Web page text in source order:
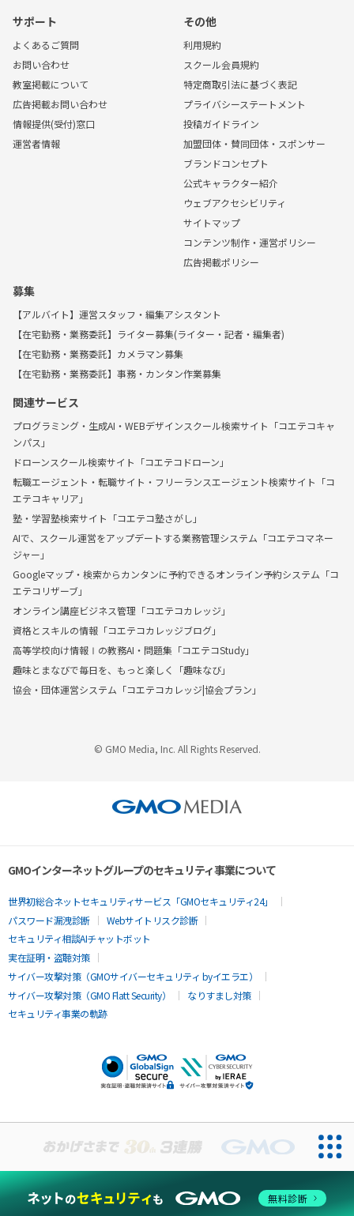
サポート
よくあるご質問
お問い合わせ
教室掲載について
広告掲載お問い合わせ
情報提供(受付)窓口
運営者情報
その他
利用規約
スクール会員規約
特定商取引法に基づく表記
プライバシーステートメント
投稿ガイドライン
加盟団体・賛同団体・スポンサー
ブランドコンセプト
公式キャラクター紹介
ウェブアクセシビリティ
サイトマップ
コンテンツ制作・運営ポリシー
広告掲載ポリシー
募集
【アルバイト】運営スタッフ・編集アシスタント
【在宅勤務・業務委託】ライター募集(ライター・記者・編集者)
【在宅勤務・業務委託】カメラマン募集
【在宅勤務・業務委託】事務・カンタン作業募集
関連サービス
プログラミング・生成AI・WEBデザインスクール検索サイト「コエテコキャ
ンパス」
ドローンスクール検索サイト「コエテコドローン」
転職エージェント・転職サイト・フリーランスエージェント検索サイト「コ
エテコキャリア」
塾・学習塾検索サイト「コエテコ塾さがし」
AIで、スクール運営をアップデートする業務管理システム「コエテコマネー
ジャー」
Googleマップ・検索からカンタンに予約できるオンライン予約システム「コ
エテコリザーブ」
オンライン講座ビジネス管理「コエテコカレッジ」
資格とスキルの情報「コエテコカレッジブログ」
高等学校向け情報Ⅰの教務AI・問題集「コエテコStudy」
趣味とまなびで毎日を、もっと楽しく「趣味なび」
協会・団体運営システム「コエテコカレッジ|協会プラン」
© GMO Media, Inc. All Rights Reserved.
GMOインターネットグループのセキュリティ事業について
世界初総合ネットセキュリティサービス「GMOセキュリティ24」
パスワード漏洩診断
Webサイトリスク診断
セキュリティ相談AIチャットボット
実在証明・盗聴対策
サイバー攻撃対策（GMOサイバーセキュリティ byイエラエ）
サイバー攻撃対策（GMO Flatt Security）
なりすまし対策
セキュリティ事業の軌跡
無料診断